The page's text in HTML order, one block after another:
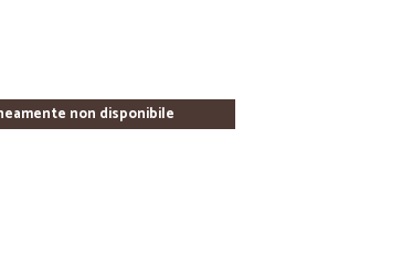
non disponibile